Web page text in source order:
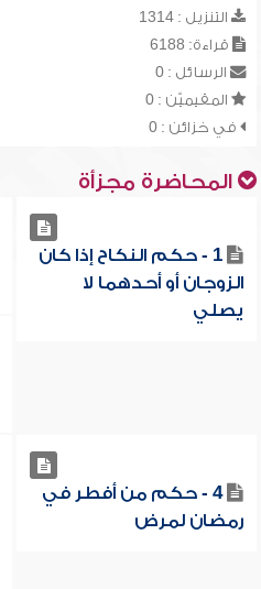
التنزيل : 1314
قراءة: 6188
الرسائل : 0
المقيميّن : 0
في خزائن : 0
المحاضرة مجزأة
1 - حكم النكاح إذا كان
الزوجان أو أحدهما لا
يصلي
4 - حكم من أفطر في
رمضان لمرض